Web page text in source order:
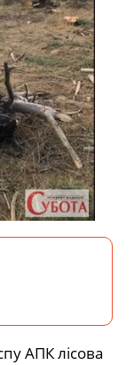
АПК лісова